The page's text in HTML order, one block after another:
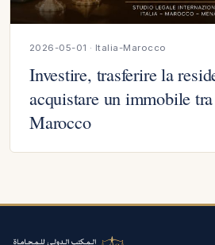
2026-05-01 · Italia-Marocco
Investire, trasferire la
acquistare un immobile
Marocco